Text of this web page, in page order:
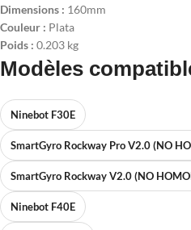
Dimensions : 160mm
Couleur : Plata
Poids : 0.203 kg
Modèles
Ninebot F30E
SmartGyro Rockway Pro V2.0 (NO
SmartGyro Rockway V2.0 (NO
Ninebot F40E